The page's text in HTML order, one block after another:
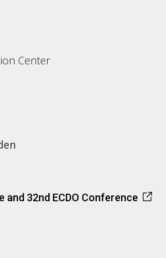
Center
and 32nd ECDO Conference